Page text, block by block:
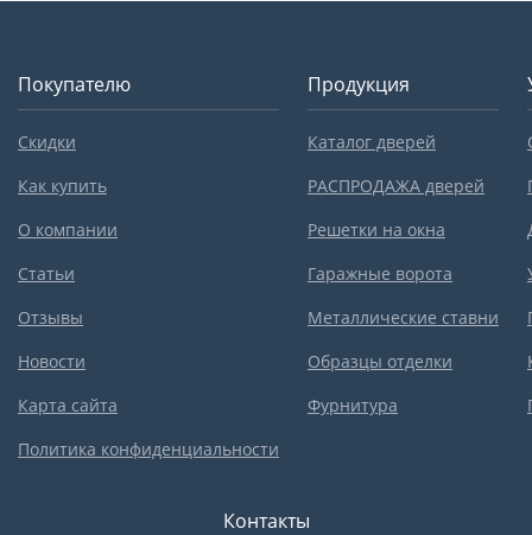
Покупателю
Скидки
Как купить
О компании
Статьи
Отзывы
Новости
Карта сайта
Политика конфиденциальности
Продукция
Каталог дверей
РАСПРОДАЖА дверей
Решетки на окна
Гаражные ворота
Металлические ставни
Образцы отделки
Фурнитура
Контакты